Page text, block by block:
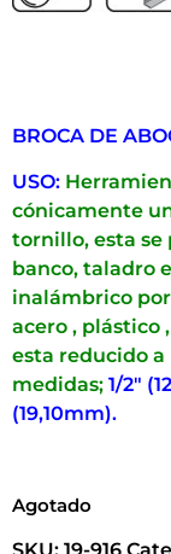
BROCA DE
USO:
cónicamente
tornillo, esta
banco, taladro
inalámbrico
acero , plástico
(19,10mm).